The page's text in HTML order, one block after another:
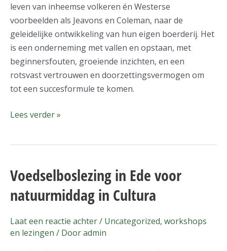
leven van inheemse volkeren én Westerse
voorbeelden als Jeavons en Coleman, naar de
geleidelijke ontwikkeling van hun eigen boerderij. Het
is een onderneming met vallen en opstaan, met
beginnersfouten, groeiende inzichten, en een
rotsvast vertrouwen en doorzettingsvermogen om
tot een succesformule te komen.
Lees verder »
Voedselboslezing in Ede voor
natuurmiddag in Cultura
Laat een reactie achter/ Uncategorized, workshops
en lezingen / Dooradmin
Voedselboslezing
Ede
natuurmiddag